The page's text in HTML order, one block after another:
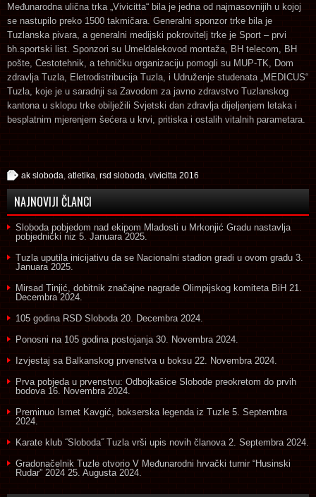
Međunarodna ulična trka „Vivicitta“ bila je jedna od najmasovnijih u kojoj
se nastupilo preko 1500 takmičara. Generalni sponzor trke bila je
Tuzlanska pivara, a generalni medijski pokrovitelj trke je Sport – prvi
bh.sportski list. Sponzori su Umeldalekovod montaža, BH telecom, BH
pošte, Cestotehnik, a tehničku organizaciju pomogli su MUP-TK, Dom
zdravlja Tuzla, Eletrodistribucija Tuzla, i Udruženje studenata „MEDICUS“
Tuzla, koje je u saradnji sa Zavodom za javno zdravstvo Tuzlanskog
kantona u sklopu trke obilježili Svjetski dan zdravlja dijeljenjem letaka i
besplatnim mjerenjem šećera u krvi, pritiska i ostalih vitalnih parametara.
ak sloboda atletika rsd sloboda vivicitta 2016
NAJNOVIJI ČLANCI
Sloboda pobjedom nad ekipom Mladosti u Mrkonjić Gradu nastavlja
pobjednički niz 5. Januara 2025.
Tuzla uputila inicijativu da se Nacionalni stadion gradi u ovom gradu 3.
Januara 2025.
Mirsad Tinjić, dobitnik značajne nagrade Olimpijskog komiteta BiH 21.
Decembra 2024.
105 godina RSD Sloboda 20. Decembra 2024.
Ponosni na 105 godina postojanja 30. Novembra 2024.
Izvjestaj sa Balkanskog prvenstva u boksu 22. Novembra 2024.
Prva pobjeda u prvenstvu: Odbojkašice Slobode preokretom do prvih
bodova 16. Novembra 2024.
Preminuo Ismet Kavgić, bokserska legenda iz Tuzle 5. Septembra
2024.
Karate klub ˝Sloboda˝ Tuzla vrši upis novih članova 2. Septembra 2024.
Gradonačelnik Tuzle otvorio V Međunarodni hrvački turnir “Husinski
Rudar” 2024 25. Augusta 2024.